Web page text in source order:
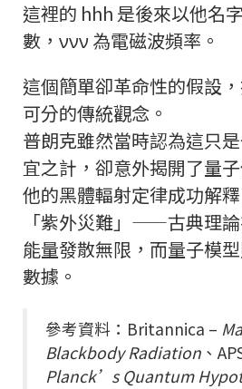
這裡的 hhh 是後來以他名
數， ννν 為電磁波頻率。
這個簡單卻革命性的假設
可分的傳統觀念。
普朗克雖然當時認為這只
宜之計，卻意外揭開了量
他的黑體輻射定律成功解
「紫外災難」——古典理
能量發散無限，而量子模
數據。
參考資料：Britannica –
Blackbody Radiation 、
Planck’s Quantum